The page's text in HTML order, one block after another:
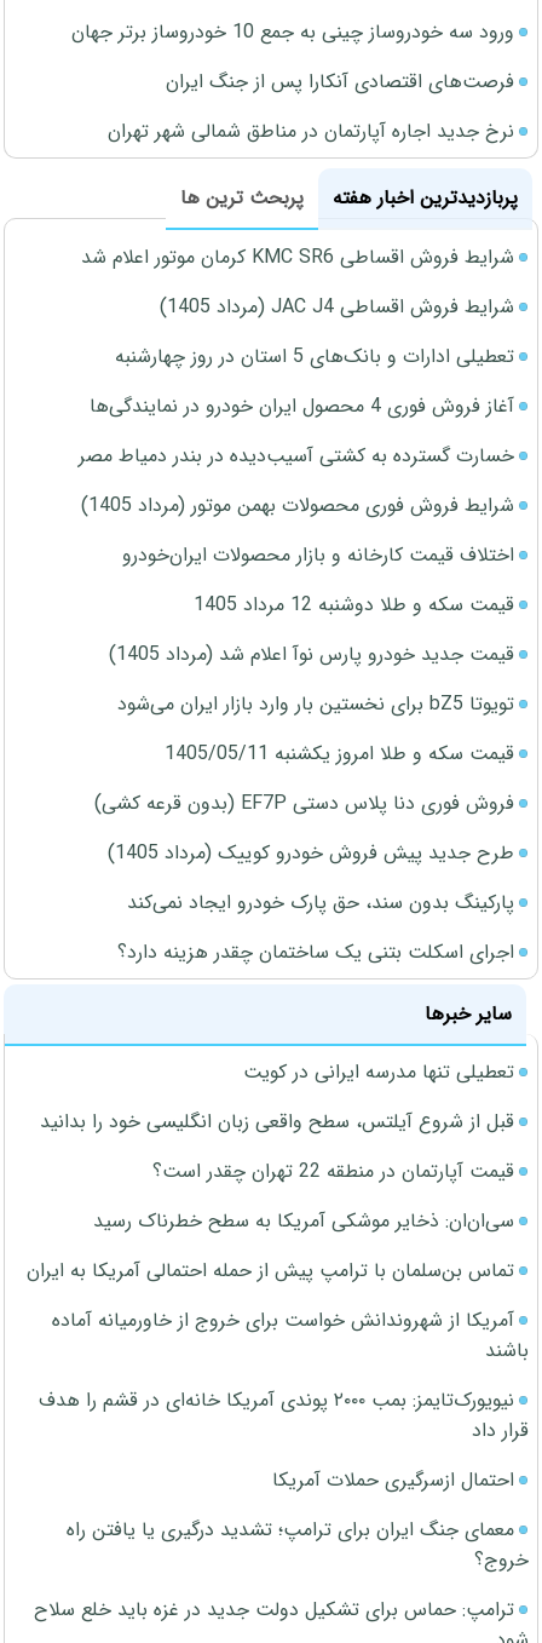
ورود سه خودروساز چینی به جمع 10 خودروساز برتر جهان
فرصت‌های اقتصادی آنکارا پس از جنگ ایران
نرخ جدید اجاره آپارتمان در مناطق شمالی شهر تهران
پربازدیدترین اخبار هفته
پربحث ترین ها
شرایط فروش اقساطی KMC SR6 کرمان موتور اعلام شد
شرایط فروش اقساطی JAC J4 (مرداد 1405)
تعطیلی ادارات و بانک‌های 5 استان در روز چهارشنبه
آغاز فروش فوری 4 محصول ایران خودرو در نمایندگی‌ها
خسارت گسترده به کشتی آسیب‌دیده در بندر دمیاط مصر
شرایط فروش فوری محصولات بهمن موتور (مرداد 1405)
اختلاف قیمت کارخانه و بازار محصولات ایران‌خودرو
قیمت سکه و طلا دوشنبه 12 مرداد 1405
قیمت جدید خودرو پارس نوآ اعلام شد (مرداد 1405)
تویوتا bZ5 برای نخستین بار وارد بازار ایران می‌شود
قیمت سکه و طلا امروز یکشنبه 1405/05/11
فروش فوری دنا پلاس دستی EF7P (بدون قرعه کشی)
طرح جدید پیش فروش خودرو کوییک (مرداد 1405)
پارکینگ بدون سند، حق پارک خودرو ایجاد نمی‌کند
اجرای اسکلت بتنی یک ساختمان چقدر هزینه دارد؟
سایر خبرها
تعطیلی تنها مدرسه ایرانی در کویت
قبل از شروع آیلتس، سطح واقعی زبان انگلیسی خود را بدانید
قیمت آپارتمان در منطقه 22 تهران چقدر است؟
سی‌ان‌ان: ذخایر موشکی آمریکا به سطح خطرناک رسید
تماس بن‌سلمان با ترامپ پیش از حمله احتمالی آمریکا به ایران
آمریکا از شهروندانش خواست برای خروج از خاورمیانه آماده
باشند
نیویورک‌تایمز: بمب ۲۰۰۰ پوندی آمریکا خانه‌ای در قشم را هدف
قرار داد
احتمال ازسرگیری حملات آمریکا
معمای جنگ ایران برای ترامپ؛ تشدید درگیری یا یافتن راه
خروج؟
ترامپ: حماس برای تشکیل دولت جدید در غزه باید خلع سلاح